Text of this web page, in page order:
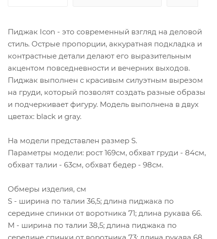
Пиджак Icon - это современный взгляд на деловой
стиль. Острые пропорции, аккуратная подкладка и
контрастные детали делают его выразительным
акцентом повседневности и вечерних выходов.
Пиджак выполнен с красивым силуэтным вырезом
на груди, который позволят создать разные образы
и подчеркивает фигуру. Модель выполнена в двух
цветах: black и gray.
На модели представлен размер S.
Параметры модели: рост 169см, обхват груди - 84см,
обхват талии - 63см, обхват бедер - 98см.
Обмеры изделия, см
S - ширина по талии 36,5; длина пиджака по
середине спинки от воротника 71; длина рукава 66.
M - ширина по талии 38,5; длина пиджака по